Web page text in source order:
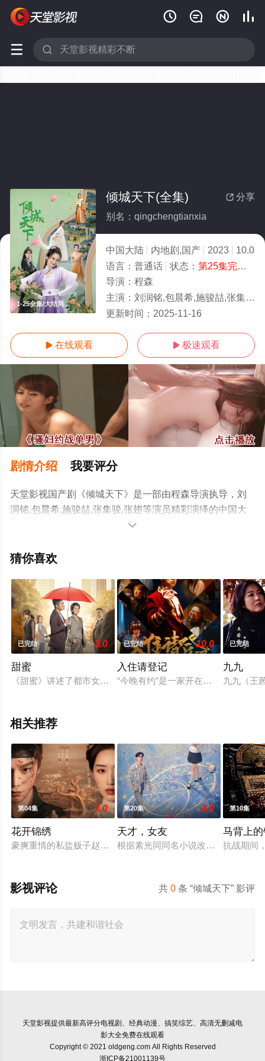
   
 
1-25全集/大结局
 分享
倾城天下(全集)
别名：qingchengtianxia
中国大陆 内地剧,国产 2023
10.0
语言： 普通话 状态： 第25集完结
导演： 程森
主演： 刘润铭,包晨希,施骏喆,张集骏,张翅
更新时间： 2025-11-16
 在线观看  极速观看
剧情介绍 我要评分
天堂影视国产剧《倾城天下》是一部由程森导演执导，刘
润铭,包晨希,施骏喆,张集骏,张翅等演员精彩演绎的中国大
陆电视剧，大结局剧情已揭晓（1-25全集），手机免费观
关信息可移步至豆瓣电视剧、电视猫或剧情网等平台了

猜你喜欢
已完结 3.0
甜蜜
《甜蜜》讲述了都市女性田蜜（海清饰）由于丈夫破产去世，
已完结 10.0
入住请登记
“今晚有约”是一家开在半山腰的民宿
已完结
九九
九九（王
相关推荐
第04集 3.0
花开锦绣
豪爽重情的私盐贩子赵凌虽出身草莽，却心怀壮志，他结识了
第20集 4.0
天才，女友
根据素光同同名小说改编。江逾白长
第10集
马背上
抗战期间
共0 条 “倾城天下” 影评
影视评论
天堂影视提供最新高评分电视剧、经典动漫、搞笑综艺、高清无删减电
影大全免费在线观看
Copyright © 2021 oldgeng.com All Rights Reserved
浙ICP备21001139号